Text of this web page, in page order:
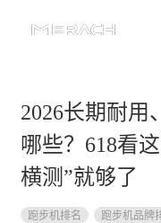
2026长期耐用
哪些？618看
横测”就够了
跑步机排名 跑步机品牌